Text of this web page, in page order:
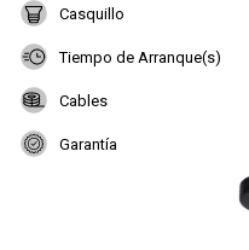
Casquillo
Tiempo de Arranque(s)
Cables
Garantía